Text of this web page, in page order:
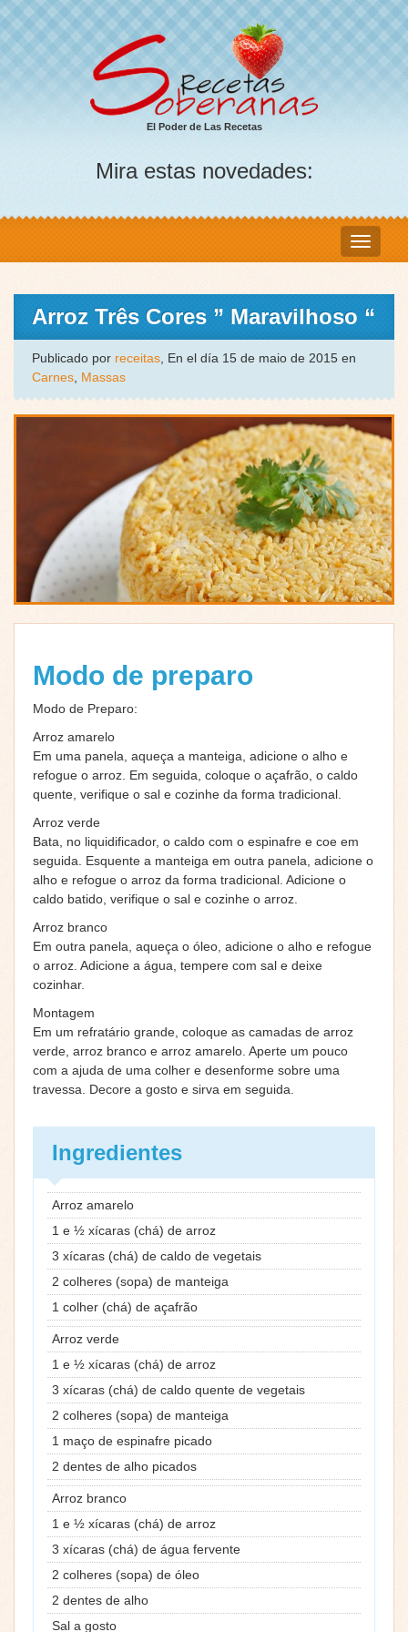
El Poder de Las Recetas
Mira estas novedades:
Arroz Três Cores ” Maravilhoso “
Publicado por receitas, En el día 15 de maio de 2015 en
Carnes, Massas
Modo de preparo
Modo de Preparo:
Arroz amarelo
Em uma panela, aqueça a manteiga, adicione o alho e
refogue o arroz. Em seguida, coloque o açafrão, o caldo
quente, verifique o sal e cozinhe da forma tradicional.
Arroz verde
Bata, no liquidificador, o caldo com o espinafre e coe em
seguida. Esquente a manteiga em outra panela, adicione o
alho e refogue o arroz da forma tradicional. Adicione o
caldo batido, verifique o sal e cozinhe o arroz.
Arroz branco
Em outra panela, aqueça o óleo, adicione o alho e refogue
o arroz. Adicione a água, tempere com sal e deixe
cozinhar.
Montagem
Em um refratário grande, coloque as camadas de arroz
verde, arroz branco e arroz amarelo. Aperte um pouco
com a ajuda de uma colher e desenforme sobre uma
travessa. Decore a gosto e sirva em seguida.
Ingredientes
Arroz amarelo
1 e ½ xícaras (chá) de arroz
3 xícaras (chá) de caldo de vegetais
2 colheres (sopa) de manteiga
1 colher (chá) de açafrão
Arroz verde
1 e ½ xícaras (chá) de arroz
3 xícaras (chá) de caldo quente de vegetais
2 colheres (sopa) de manteiga
1 maço de espinafre picado
2 dentes de alho picados
Arroz branco
1 e ½ xícaras (chá) de arroz
3 xícaras (chá) de água fervente
2 colheres (sopa) de óleo
2 dentes de alho
Sal a gosto